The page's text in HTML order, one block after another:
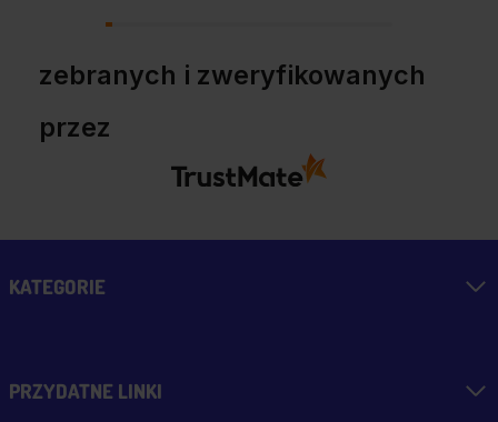
zebranych i zweryfikowanych
przez
KATEGORIE
PRZYDATNE LINKI